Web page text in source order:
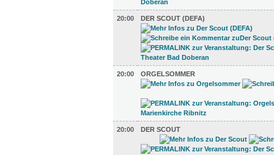
20:00 DER SCOUT (DEFA)
20:00 ORGELSOMMER
20:00 DER SCOUT